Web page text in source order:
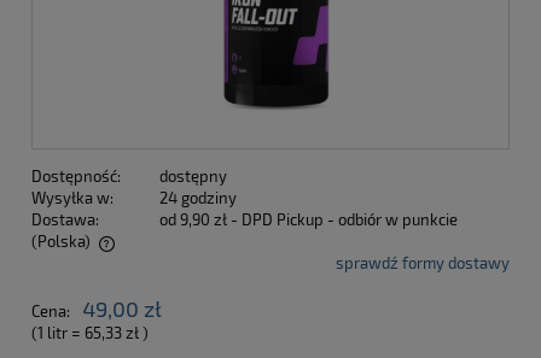
Dostępność:
dostępny
Wysyłka w:
24 godziny
Dostawa:
od 9,90 zł - DPD Pickup - odbiór w punkcie
(Polska)
Cena nie zawiera ewentualnych kosztów płatnościsprawdź formy dostawy
Cena: 49,00 zł
(1 litr = 65,33 zł)